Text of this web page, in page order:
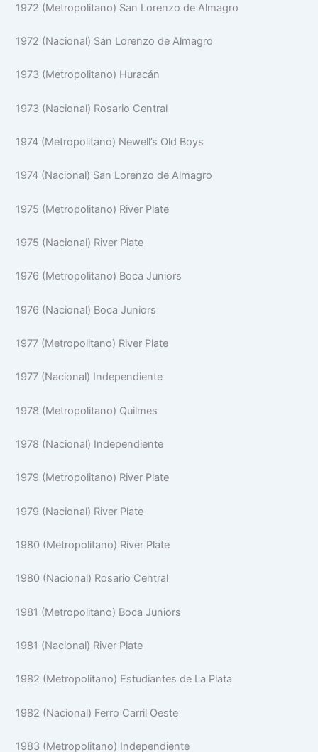
1972 (Metropolitano) San Lorenzo de Almagro
1972 (Nacional) San Lorenzo de Almagro
1973 (Metropolitano) Huracán
1973 (Nacional) Rosario Central
1974 (Metropolitano) Newell’s Old Boys
1974 (Nacional) San Lorenzo de Almagro
1975 (Metropolitano) River Plate
1975 (Nacional) River Plate
1976 (Metropolitano) Boca Juniors
1976 (Nacional) Boca Juniors
1977 (Metropolitano) River Plate
1977 (Nacional) Independiente
1978 (Metropolitano) Quilmes
1978 (Nacional) Independiente
1979 (Metropolitano) River Plate
1979 (Nacional) River Plate
1980 (Metropolitano) River Plate
1980 (Nacional) Rosario Central
1981 (Metropolitano) Boca Juniors
1981 (Nacional) River Plate
1982 (Metropolitano) Estudiantes de La Plata
1982 (Nacional) Ferro Carril Oeste
1983 (Metropolitano) Independiente